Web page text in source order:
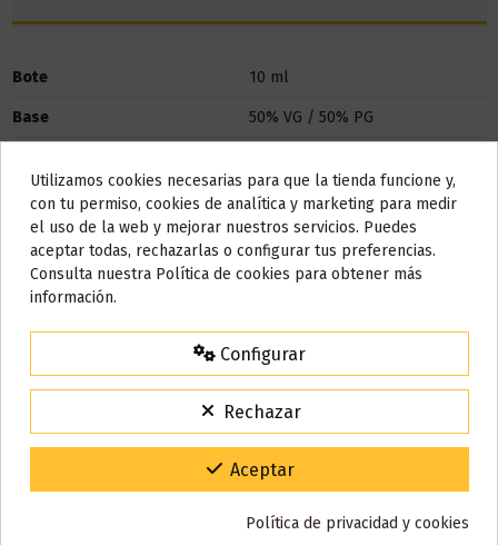
Bote 10 ml
Base 50% VG / 50% PG
Marca Viper
Referencia 001131
En stock 7 Artículos
ean13 8013122292941
Reseñas (0)
También puede que te guste
Do not show again.
AVISO IMPORTANTE
Nos tomamos unos días
Todos los pedidos realizados desde el
15% de descuento
Para agradecerte la espera durante estos días.
Código:VACACIONES15
Gracias por tu paciencia y por seguir confiando en nosotros.
Utilizamos cookies necesarias para que la tienda funcione y,
con tu permiso, cookies de analítica y marketing para medir
el uso de la web y mejorar nuestros servicios. Puedes
aceptar todas, rechazarlas o configurar tus preferencias.
Consulta nuestra Política de cookies para obtener más
información.
Configurar
Rechazar
Aceptar
Política de privacidad y cookies